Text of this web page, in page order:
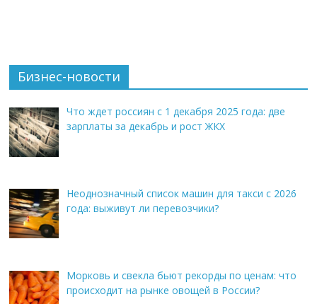
Бизнес-новости
Что ждет россиян с 1 декабря 2025 года: две
зарплаты за декабрь и рост ЖКХ
Неоднозначный список машин для такси с 2026
года: выживут ли перевозчики?
Морковь и свекла бьют рекорды по ценам: что
происходит на рынке овощей в России?